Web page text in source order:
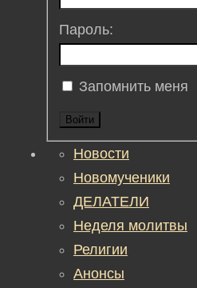
Пароль:
Запомнить меня
Войти
Новости
Новомученики
ДЕЛАТЕЛИ
Неделя молитвы
Религии
Анонсы